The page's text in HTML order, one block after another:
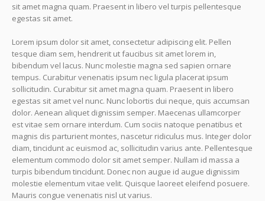
sit amet magna quam. Praesent in libero vel turpis pellentesque
egestas sit amet.
Lorem ipsum dolor sit amet, consectetur adipiscing elit. Pellen
tesque diam sem, hendrerit ut faucibus sit amet lorem in,
bibendum vel lacus. Nunc molestie magna sed sapien ornare
tempus. Curabitur venenatis ipsum nec ligula placerat ipsum
sollicitudin. Curabitur sit amet magna quam. Praesent in libero
egestas sit amet vel nunc. Nunc lobortis dui neque, quis accumsan
dolor. Aenean aliquet dignissim semper. Maecenas ullamcorper
est vitae sem ornare interdum. Cum sociis natoque penatibus et
magnis dis parturient montes, nascetur ridiculus mus. Integer dolor
diam, tincidunt ac euismod ac, sollicitudin varius ante. Pellentesque
elementum commodo dolor sit amet semper. Nullam id massa a
turpis bibendum tincidunt. Donec non augue id augue dignissim
molestie elementum vitae velit. Quisque laoreet eleifend posuere.
Mauris congue venenatis nisl ut varius.